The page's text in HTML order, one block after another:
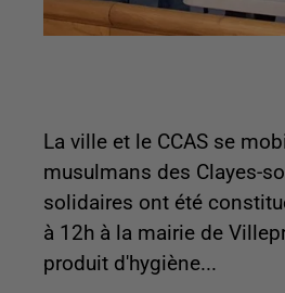
La ville et le CCAS se
musulmans des Clayes-
solidaires ont été
à 12h à la mairie de
produit d'hygiène...